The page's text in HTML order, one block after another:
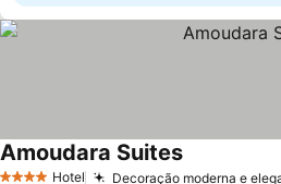
Hotel Decoração moderna e
Amoudara Suites